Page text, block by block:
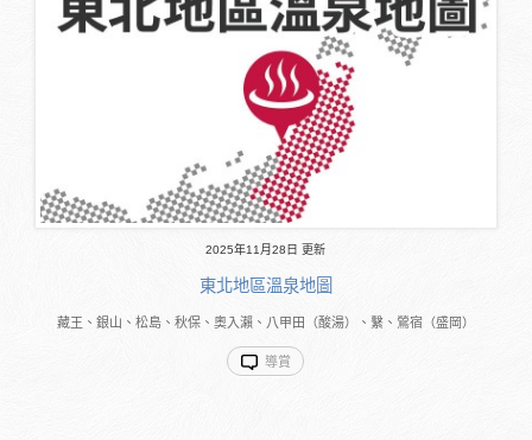
2025年11月28日 更新
東北地區溫泉地圖
藏王、銀山、松島、秋保、奧入瀨、八甲田（酸湯）、繫、鶯宿（盛岡）
導賞